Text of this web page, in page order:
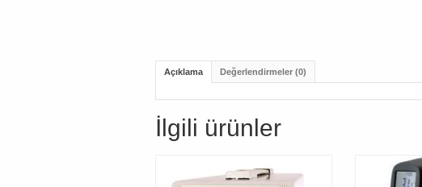
Açıklama Değerlendirmeler (0)
İlgili ürünler